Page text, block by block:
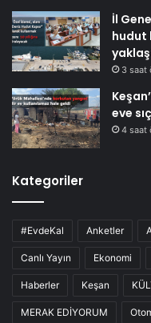
İl
hudut
3 saat
eve
4 saat
Kategoriler
#EvdeKal Anketler
Canlı Yayın Ekonomi
Haberler Keşan
MERAK EDİYORUM